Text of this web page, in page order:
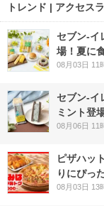
トレンド | アクセス
セブン‐
場！夏に
08月03日 11
セブン‐
ミント登
08月06日 11
ピザハッ
りにぴっ
08月03日 13